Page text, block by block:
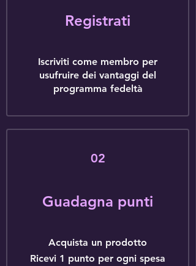
Registrati
Iscriviti come membro per
usufruire dei vantaggi del
programma fedeltà
02
Guadagna punti
Acquista un prodotto
Ricevi 1 punto per ogni spesa